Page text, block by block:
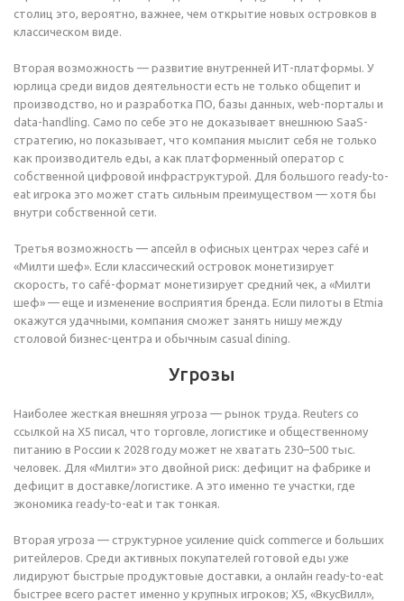
столиц это, вероятно, важнее, чем открытие новых островков в
классическом виде.
Вторая возможность — развитие внутренней ИТ-платформы. У
юрлица среди видов деятельности есть не только общепит и
производство, но и разработка ПО, базы данных, web-порталы и
data-handling. Само по себе это не доказывает внешнюю SaaS-
стратегию, но показывает, что компания мыслит себя не только
как производитель еды, а как платформенный оператор с
собственной цифровой инфраструктурой. Для большого ready-to-
eat игрока это может стать сильным преимуществом — хотя бы
внутри собственной сети.
Третья возможность — апсейл в офисных центрах через café и
«Милти шеф». Если классический островок монетизирует
скорость, то café-формат монетизирует средний чек, а «Милти
шеф» — еще и изменение восприятия бренда. Если пилоты в Etmia
окажутся удачными, компания сможет занять нишу между
столовой бизнес-центра и обычным casual dining.
Угрозы
Наиболее жесткая внешняя угроза — рынок труда. Reuters со
ссылкой на X5 писал, что торговле, логистике и общественному
питанию в России к 2028 году может не хватать 230–500 тыс.
человек. Для «Милти» это двойной риск: дефицит на фабрике и
дефицит в доставке/логистике. А это именно те участки, где
экономика ready-to-eat и так тонкая.
Вторая угроза — структурное усиление quick commerce и больших
ритейлеров. Среди активных покупателей готовой еды уже
лидируют быстрые продуктовые доставки, а онлайн ready-to-eat
быстрее всего растет именно у крупных игроков; X5, «ВкусВилл»,